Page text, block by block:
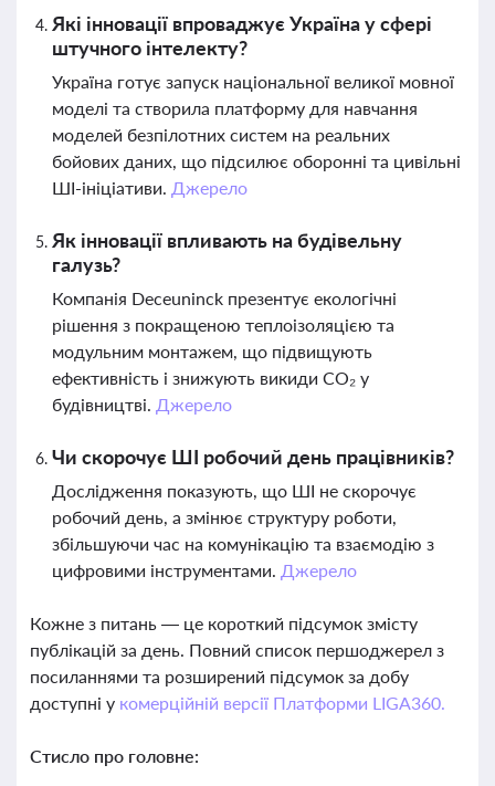
Які інновації впроваджує Україна у сфері
штучного інтелекту?
Україна готує запуск національної великої мовної
моделі та створила платформу для навчання
моделей безпілотних систем на реальних
бойових даних, що підсилює оборонні та цивільні
ШІ-ініціативи. Джерело
Як інновації впливають на будівельну
галузь?
Компанія Deceuninck презентує екологічні
рішення з покращеною теплоізоляцією та
модульним монтажем, що підвищують
ефективність і знижують викиди CO₂ у
будівництві. Джерело
Чи скорочує ШІ робочий день працівників?
Дослідження показують, що ШІ не скорочує
робочий день, а змінює структуру роботи,
збільшуючи час на комунікацію та взаємодію з
цифровими інструментами. Джерело
Кожне з питань — це короткий підсумок змісту
публікацій за день. Повний список першоджерел з
посиланнями та розширений підсумок за добу
доступні у комерційній версії Платформи LIGA360.
Стисло про головне: